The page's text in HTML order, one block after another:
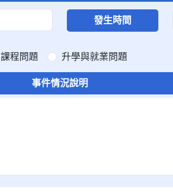
發生時間
課程問題 升學與就業問題
事件情況說明